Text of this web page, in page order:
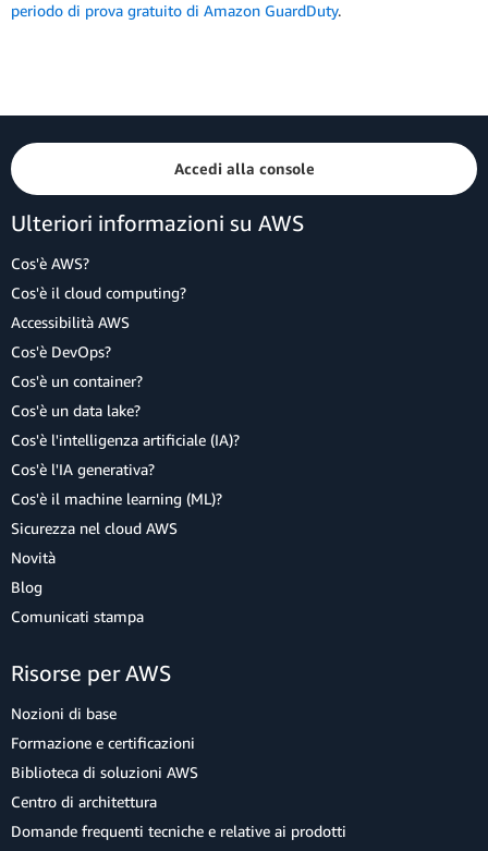
periodo di prova gratuito di Amazon GuardDuty.
Accedi alla console
Ulteriori informazioni su AWS
Cos'è AWS?
Cos'è il cloud computing?
Accessibilità AWS
Cos'è DevOps?
Cos'è un container?
Cos'è un data lake?
Cos'è l'intelligenza artificiale (IA)?
Cos'è l'IA generativa?
Cos'è il machine learning (ML)?
Sicurezza nel cloud AWS
Novità
Blog
Comunicati stampa
Risorse per AWS
Nozioni di base
Formazione e certificazioni
Biblioteca di soluzioni AWS
Centro di architettura
Domande frequenti tecniche e relative ai prodotti